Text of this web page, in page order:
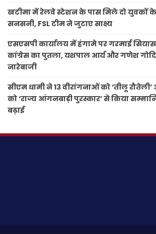
खटीमा में रेलवे स्टेशन के पास मिले दो युवकों
सनसनी, FSL टीम ने जुटाए साक्ष्य
एसएसपी कार्यालय में हंगामे पर गरमाई
कांग्रेस का पुतला, यशपाल आर्य और गणेश
नारेबाजी
सीएम धामी ने 13 वीरांगनाओं को ‘तीलू रौतेली’
को ‘राज्य आंगनबाड़ी पुरस्कार’ से किया
बढ़ाई